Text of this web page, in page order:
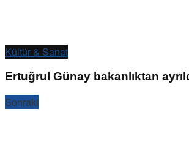
Kültür & Sanat
Ertuğrul Günay bakanlıktan
Sonraki